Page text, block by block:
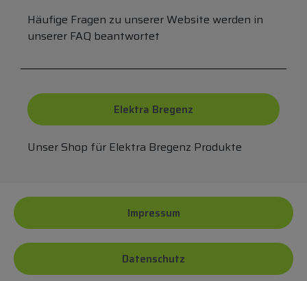
Häufige Fragen zu unserer Website werden in
unserer FAQ beantwortet
Elektra Bregenz
Unser Shop für Elektra Bregenz Produkte
Impressum
Datenschutz